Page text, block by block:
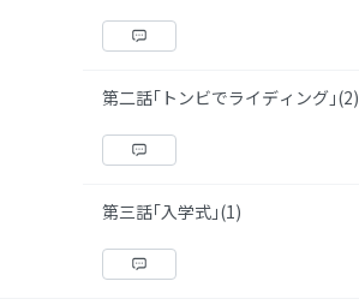
第二話｢トンビでライディング｣(2)
第三話｢入学式｣(1)